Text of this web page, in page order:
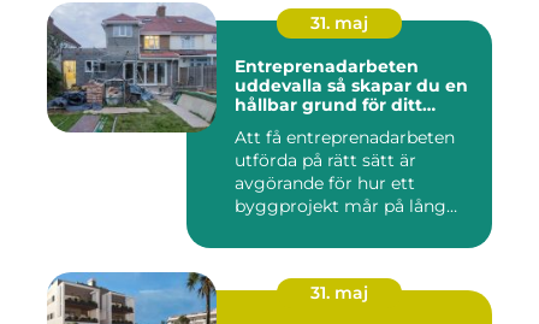
31. maj
Entreprenadarbeten
uddevalla så skapar du en
hållbar grund för ditt
Att få entreprenadarbeten
utförda på rätt sätt är
avgörande för hur ett
byggprojekt mår på lång
31. maj